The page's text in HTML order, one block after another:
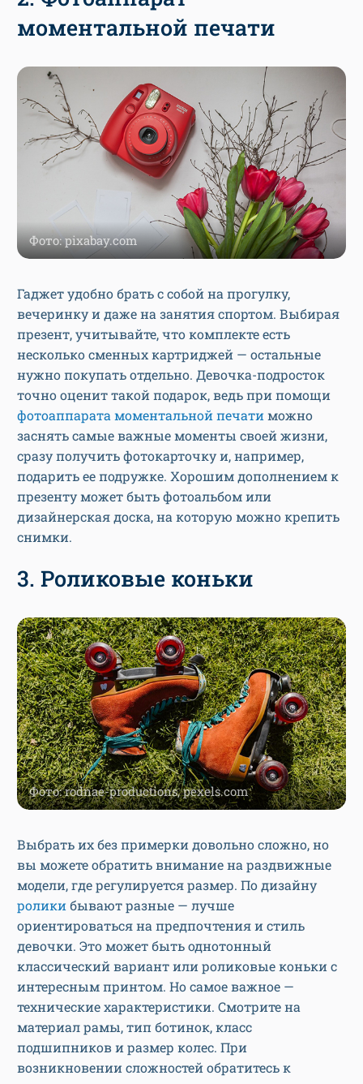
моментальной печати
Фото: pixabay.com
Гаджет удобно брать с собой на прогулку,
вечеринку и даже на занятия спортом. Выбирая
презент, учитывайте, что комплекте есть
несколько сменных картриджей — остальные
нужно покупать отдельно. Девочка-подросток
точно оценит такой подарок, ведь при помощи
фотоаппарата моментальной печати можно
заснять самые важные моменты своей жизни,
сразу получить фотокарточку и, например,
подарить ее подружке. Хорошим дополнением к
презенту может быть фотоальбом или
дизайнерская доска, на которую можно крепить
снимки.
3. Роликовые коньки
Фото: rodnae-productions, pexels.com
Выбрать их без примерки довольно сложно, но
вы можете обратить внимание на раздвижные
модели, где регулируется размер. По дизайну
ролики бывают разные — лучше
ориентироваться на предпочтения и стиль
девочки. Это может быть однотонный
классический вариант или роликовые коньки с
интересным принтом. Но самое важное —
технические характеристики. Смотрите на
материал рамы, тип ботинок, класс
подшипников и размер колес. При
возникновении сложностей обратитесь к